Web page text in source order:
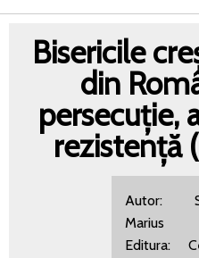
Bisericile
din
persecuție,
rezistență
Autor:
Marius
Editura: